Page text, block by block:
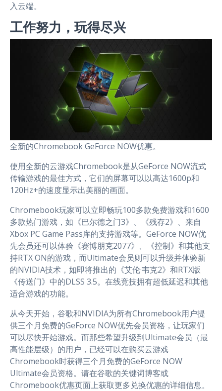
入云端。
工作努力，玩得尽兴
全新的Chromebook GeForce NOW优惠。
使用全新的云游戏Chromebook是从GeForce NOW流式
传输游戏的最佳方式，它们的屏幕可以以高达1600p和
120Hz+的速度显示出美丽的画面。
Chromebook玩家可以立即畅玩100多款免费游戏和1600
多款热门游戏，如《巴尔德之门3》、《残存2》、来自
Xbox PC Game Pass库的支持游戏等。GeForce NOW优
先会员还可以体验《赛博朋克2077》、《控制》和其他支
持RTX ON的游戏，而Ultimate会员则可以升级并体验新
的NVIDIA技术，如即将推出的《艾伦·韦克2》和RTX版
《传送门》中的DLSS 3.5。在线竞技拥有超低延迟和其他
适合游戏的功能。
从今天开始，谷歌和NVIDIA为所有Chromebook用户提
供三个月免费的GeForce NOW优先会员资格，让玩家们
可以尽快开始游戏。而那些希望升级到Ultimate会员（最
高性能层级）的用户，已经可以在购买云游戏
Chromebook时获得三个月免费的GeForce NOW
Ultimate会员资格。请在谷歌的关键词博客或
Chromebook优惠页面上获取更多兑换优惠的详细信息。